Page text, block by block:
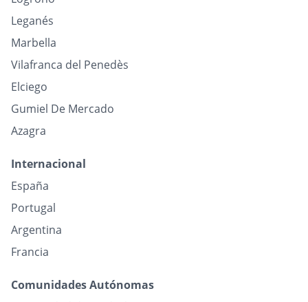
Leganés
Marbella
Vilafranca del Penedès
Elciego
Gumiel De Mercado
Azagra
Internacional
España
Portugal
Argentina
Francia
Comunidades Autónomas